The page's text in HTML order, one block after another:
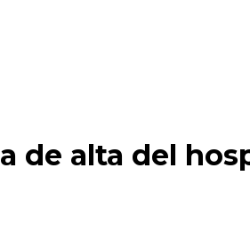
de alta del